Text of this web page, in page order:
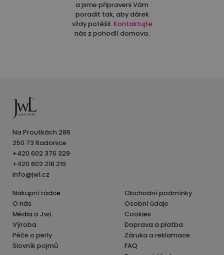
a jsme připraveni Vám
poradit tak, aby dárek
vždy potěšil. Kontaktujte
nás z pohodlí domova.
Na Proutkách 286
250 73 Radonice
+420 602 376 329
+420 602 218 219
info@jwl.cz
Nákupní rádce
O nás
Média o JwL
Výroba
Péče o perly
Slovník pojmů
Obchodní podmínky
Osobní údaje
Cookies
Doprava a platba
Záruka a reklamace
FAQ